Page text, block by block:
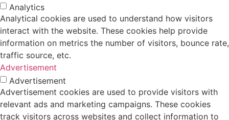
Analytics
Analytical cookies are used to understand how visitors
interact with the website. These cookies help provide
information on metrics the number of visitors, bounce rate,
traffic source, etc.
Advertisement
Advertisement
Advertisement cookies are used to provide visitors with
relevant ads and marketing campaigns. These cookies
track visitors across websites and collect information to